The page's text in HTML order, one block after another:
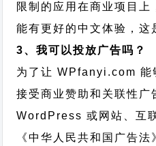
限制的应用在商业项目
能有更好的中文体验，这
3、我可以投放广告吗？
为了让 WPfanyi.com 能
接受商业赞助和关联性广
WordPress 或网站、互
《中华人民共和国广告法